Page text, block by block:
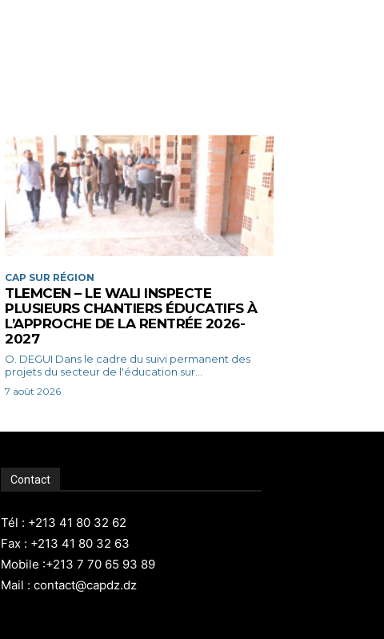
CAP SUR RÉGION
TLEMCEN – LE WALI INSPECTE
PLUSIEURS CHANTIERS ÉDUCATIFS À
L’APPROCHE DE LA RENTRÉE 2026-
2027
O. DEGUI Dans le cadre du suivi permanent des
projets du secteur de l'éducation sur...
7 août 2026
Contact
Tél : +213 41 80 32 62
Fax : +213 41 80 32 63
Mobile :+213 7 70 65 93 89
Mail : contact@capdz.dz